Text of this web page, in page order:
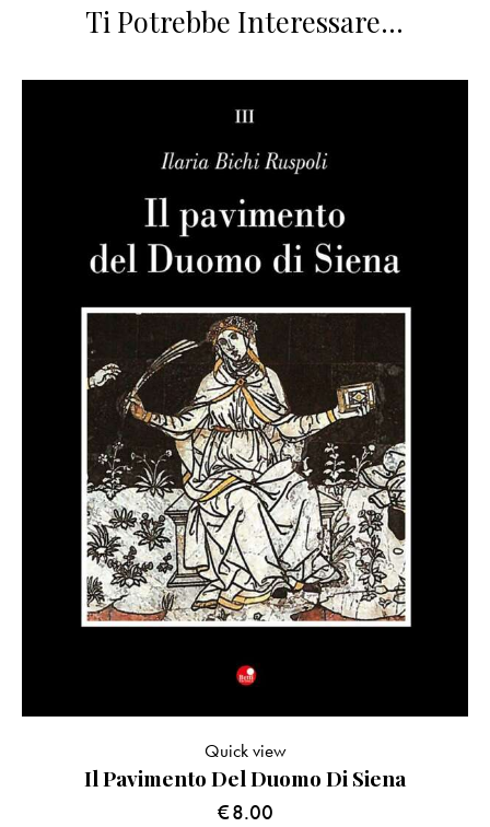
Ti Potrebbe Interessare…
Il Pavimento Del Duomo Di Siena
€8.00
Quick view